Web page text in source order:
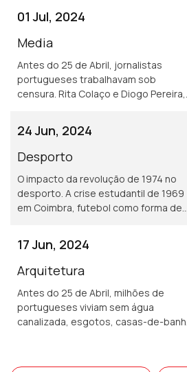
de todas as maneiras... aconteceu!
01 Jul, 2024
Media
Antes do 25 de Abril, jornalistas
portugueses trabalhavam sob
censura. Rita Colaço e Diogo Pereira,
necessária para informar.
24 Jun, 2024
Desporto
O impacto da revolução de 1974 no
desporto. A crise estudantil de 1969
em Coimbra, futebol como forma de
desportiva e a evolução do papel das
mulheres no desporto.
17 Jun, 2024
Arquitetura
Antes do 25 de Abril, milhões de
portugueses viviam sem água
canalizada, esgotos, casas-de-banho
um grupo de arquitetos do SAAL...